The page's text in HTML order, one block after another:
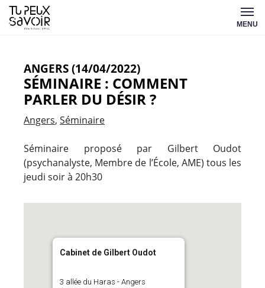
Aller
au
MENU
ANGERS (14/04/2022)
SÉMINAIRE : COMMENT
PARLER DU DÉSIR ?
Angers Séminaire
Séminaire proposé par Gilbert Oudot
(psychanalyste, Membre de l’École, AME) tous les
jeudi soir à 20h30
Cabinet de Gilbert Oudot
3 allée du Haras - Angers